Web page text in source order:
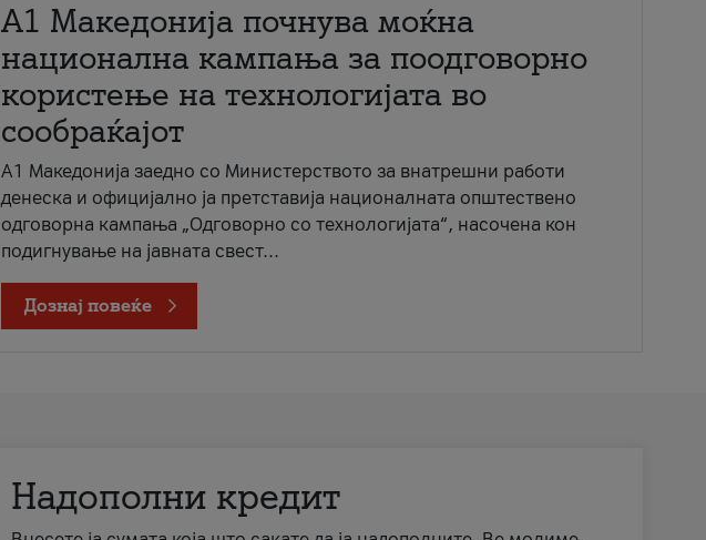
A1 Македонија почнува моќна
национална кампања за поодговорно
користење на технологијата во
сообраќајот
A1 Македонија заедно со Министерството за внатрешни работи
денеска и официјално ја претставија националната општествено
одговорна кампања „Одговорно со технологијата“, насочена кон
подигнување на јавната свест...
Дознај повеќе
Надополни кредит